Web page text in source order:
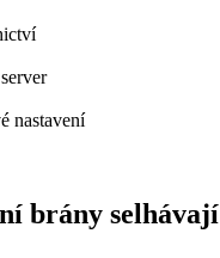
nastavení
brány selhávají